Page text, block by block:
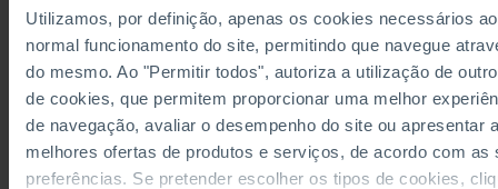
Utilizamos, por definição, apenas os cookies necessários ao
normal funcionamento do site, permitindo que navegue
do mesmo. Ao "Permitir todos", autoriza a utilização de
de cookies, que permitem proporcionar uma melhor
de navegação, avaliar o desempenho do site ou apresentar
melhores ofertas de produtos e serviços, de acordo com as
preferências. Se pretender escolher os tipos de cookies,
2025
153 // 0 2 42
Última actualização: 2025-11-26